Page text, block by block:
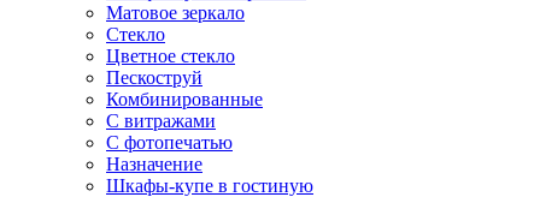
Матовое зеркало
Стекло
Цветное стекло
Пескоструй
Комбинированные
С витражами
С фотопечатью
Назначение
Шкафы-купе в гостиную